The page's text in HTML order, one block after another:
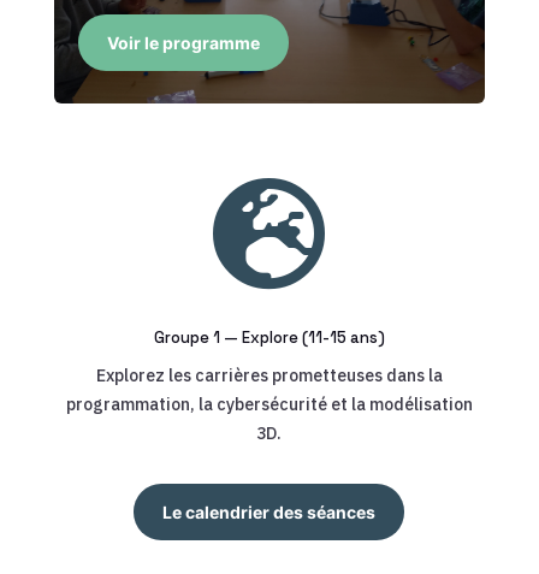
Voir le programme

Groupe 1 — Explore (11-15 ans)
Explorez les carrières prometteuses dans la
programmation, la cybersécurité et la modélisation
3D.
Le calendrier des séances